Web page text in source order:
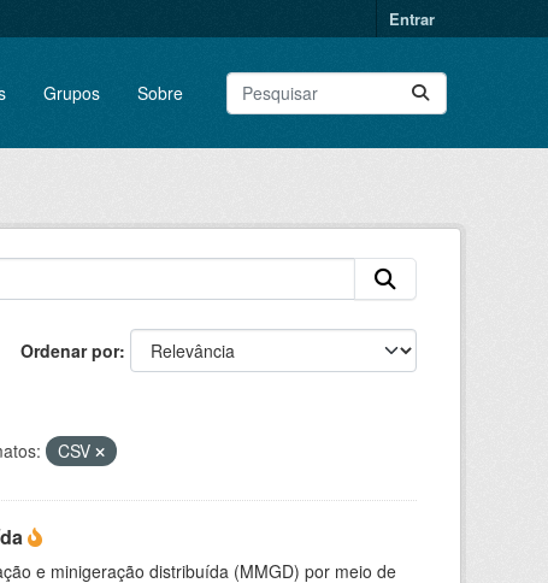
Entrar
Grupos Sobre
Ordenar por
CSV
e minigeração distribuída (MMGD) por meio de